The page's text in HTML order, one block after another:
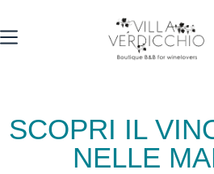
SCOPRI IL
NELLE